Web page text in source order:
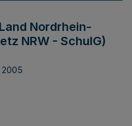
Nordrhein-
NRW - SchulG)
2005